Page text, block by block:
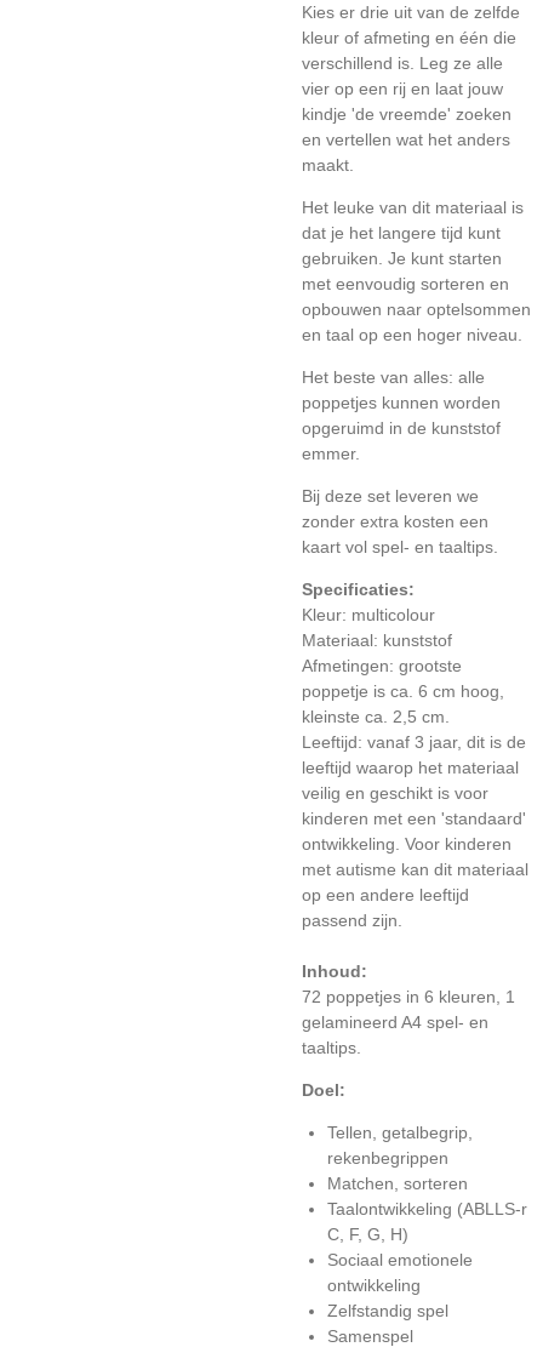
Kies er drie uit van de zelfde
kleur of afmeting en één die
verschillend is. Leg ze alle
vier op een rij en laat jouw
kindje 'de vreemde' zoeken
en vertellen wat het anders
maakt.
Het leuke van dit materiaal is
dat je het langere tijd kunt
gebruiken. Je kunt starten
met eenvoudig sorteren en
opbouwen naar optelsommen
en taal op een hoger niveau.
Het beste van alles: alle
poppetjes kunnen worden
opgeruimd in de kunststof
emmer.
Bij deze set leveren we
zonder extra kosten een
kaart vol spel- en taaltips.
Specificaties:
Kleur: multicolour
Materiaal: kunststof
Afmetingen: grootste
poppetje is ca. 6 cm hoog,
kleinste ca. 2,5 cm.
Leeftijd: vanaf 3 jaar, dit is de
leeftijd waarop het materiaal
veilig en geschikt is voor
kinderen met een 'standaard'
ontwikkeling. Voor kinderen
met autisme kan dit materiaal
op een andere leeftijd
passend zijn.
Inhoud:
72 poppetjes in 6 kleuren, 1
gelamineerd A4 spel- en
taaltips.
Doel:
Tellen, getalbegrip,
rekenbegrippen
Matchen, sorteren
Taalontwikkeling (ABLLS-r
C, F, G, H)
Sociaal emotionele
ontwikkeling
Zelfstandig spel
Samenspel